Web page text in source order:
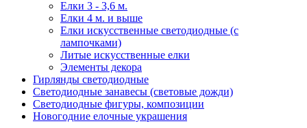
Елки 3 - 3,6 м.
Елки 4 м. и выше
Елки искусственные светодиодные (с
лампочками)
Литые искусственные елки
Элементы декора
Гирлянды светодиодные
Светодиодные занавесы (световые дожди)
Светодиодные фигуры, композиции
Новогодние елочные украшения